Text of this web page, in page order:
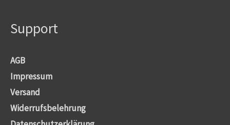
Support
AGB
Impressum
Versand
Widerrufsbelehrung